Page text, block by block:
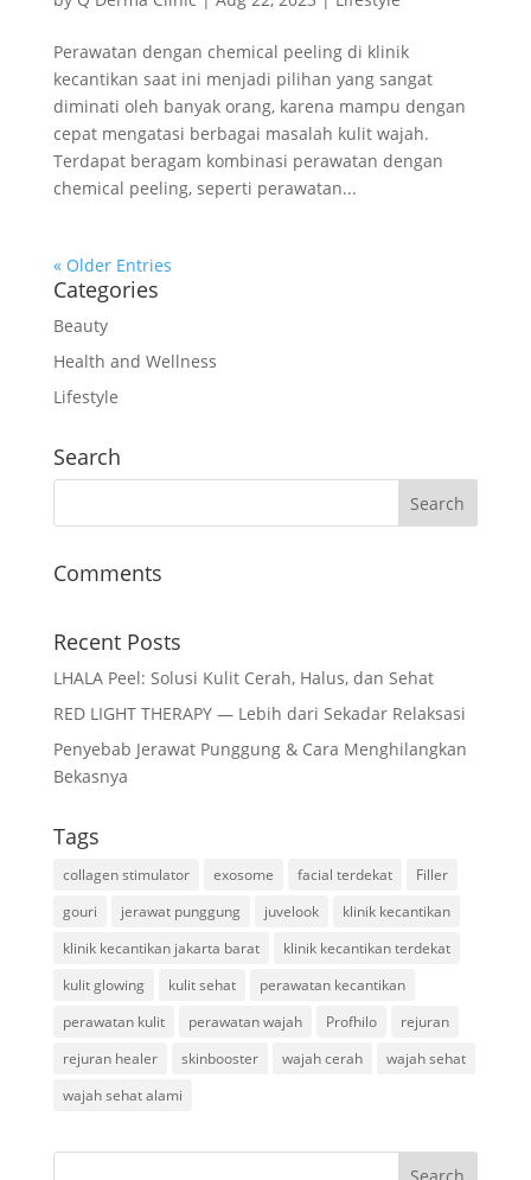
Perawatan dengan chemical peeling di klinik
kecantikan saat ini menjadi pilihan yang sangat
diminati oleh banyak orang, karena mampu dengan
cepat mengatasi berbagai masalah kulit wajah.
Terdapat beragam kombinasi perawatan dengan
chemical peeling, seperti perawatan...
« Older Entries
Categories
Beauty
Health and Wellness
Lifestyle
Search
Comments
Recent Posts
LHALA Peel: Solusi Kulit Cerah, Halus, dan Sehat
RED LIGHT THERAPY — Lebih dari Sekadar Relaksasi
Penyebab Jerawat Punggung & Cara Menghilangkan
Bekasnya
Tags
collagen stimulator exosome facial terdekat
Filler
gouri
jerawat punggung juvelook
klinik kecantikan
klinik kecantikan jakarta barat
klinik kecantikan terdekat
kulit glowing
kulit sehat
perawatan kecantikan
perawatan kulit
perawatan wajah Profhilo
rejuran
rejuran healer
skinbooster wajah cerah
wajah sehat
wajah sehat alami